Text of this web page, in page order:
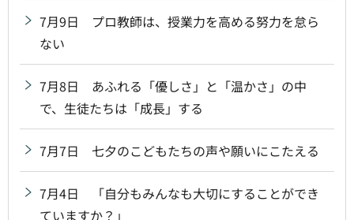
7月9日 プロ教師は、授業力を高める努力を怠ら
ない
7月8日 あふれる「優しさ」と「温かさ」の中
で、生徒たちは「成長」する
7月7日 七夕のこどもたちの声や願いにこたえる
7月4日 「自分もみんなも大切にすることができ
ていますか？」